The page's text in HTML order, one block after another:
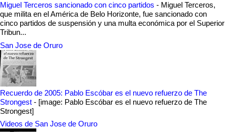
Miguel Terceros sancionado con cinco partidos - Miguel Terceros,
que milita en el América de Belo Horizonte, fue sancionado con
cinco partidos de suspensión y una multa económica por el Superior
Tribun...
San Jose de Oruro
Recuerdo de 2005: Pablo Escóbar es el nuevo refuerzo de The
Strongest - [image: Pablo Escóbar es el nuevo refuerzo de The
Strongest]
Videos de San Jose de Oruro